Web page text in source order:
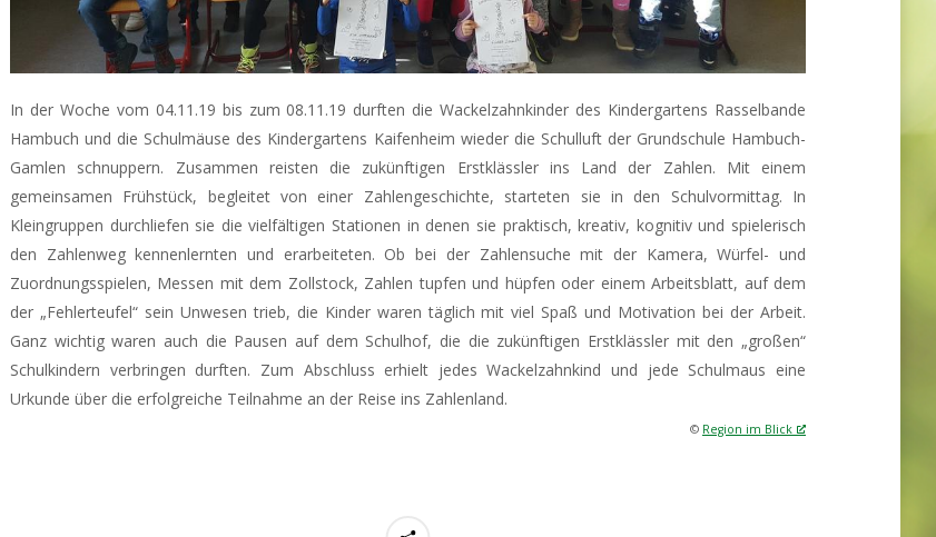
In der Woche vom 04.11.19 bis zum 08.11.19 durften die Wackelzahnkinder des Kindergartens Rasselbande
Hambuch und die Schulmäuse des Kindergartens Kaifenheim wieder die Schulluft der Grundschule Hambuch-
Gamlen schnuppern. Zusammen reisten die zukünftigen Erstklässler ins Land der Zahlen. Mit einem
gemeinsamen Frühstück, begleitet von einer Zahlengeschichte, starteten sie in den Schulvormittag. In
Kleingruppen durchliefen sie die vielfältigen Stationen in denen sie praktisch, kreativ, kognitiv und spielerisch
den Zahlenweg kennenlernten und erarbeiteten. Ob bei der Zahlensuche mit der Kamera, Würfel- und
Zuordnungsspielen, Messen mit dem Zollstock, Zahlen tupfen und hüpfen oder einem Arbeitsblatt, auf dem
der „Fehlerteufel“ sein Unwesen trieb, die Kinder waren täglich mit viel Spaß und Motivation bei der Arbeit.
Ganz wichtig waren auch die Pausen auf dem Schulhof, die die zukünftigen Erstklässler mit den „großen“
Schulkindern verbringen durften. Zum Abschluss erhielt jedes Wackelzahnkind und jede Schulmaus eine
Urkunde über die erfolgreiche Teilnahme an der Reise ins Zahlenland.
© Region im Blick